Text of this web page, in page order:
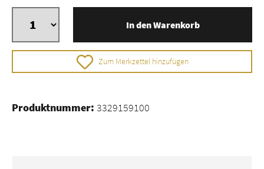
In den Warenkorb
Zum Merkzettel hinzufügen
Produktnummer: 3329159100